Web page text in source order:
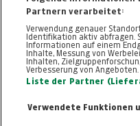
© 2026, TT.com |
Partnern verarbeitet:
Verwendung genauer
Identifikation aktiv abfragen.
Informationen auf einem
Inhalte, Messung von
Inhalten,
Verbesserung von Angeboten.
Liste der Partner
Verwendete Funktionen